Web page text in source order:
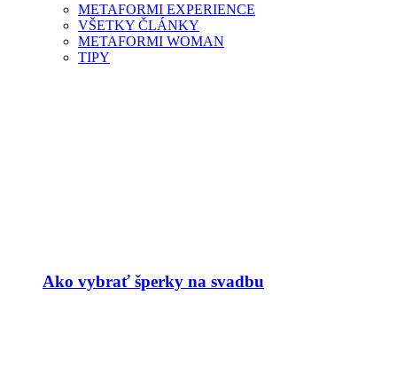
METAFORMI EXPERIENCE
VŠETKY ČLÁNKY
METAFORMI WOMAN
TIPY
Ako vybrať šperky na svadbu